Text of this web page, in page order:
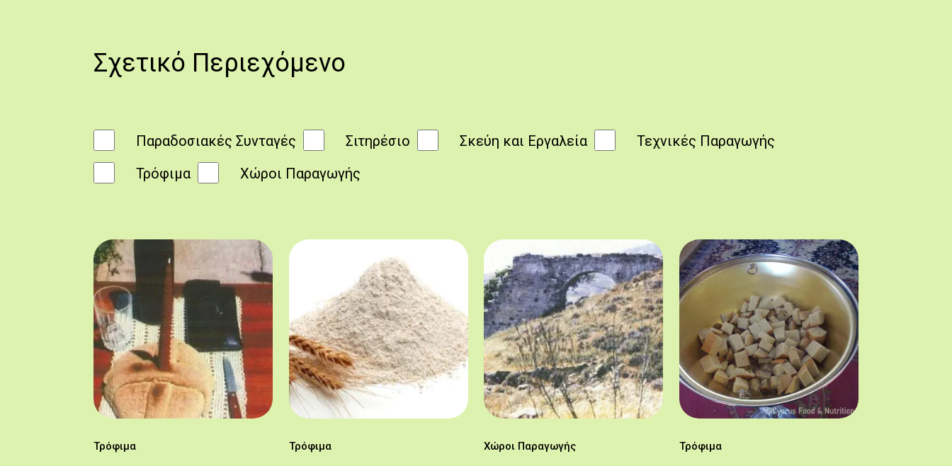
Σχετικό Περιεχόμενο
Παραδοσιακές Συνταγές Σιτηρέσιο Σκεύη και Εργαλεία
Τεχνικές Παραγωγής
Τρόφιμα
Χώροι Παραγωγής
Τρόφιμα Τρόφιμα Χώροι Παραγωγής Τρόφιμα